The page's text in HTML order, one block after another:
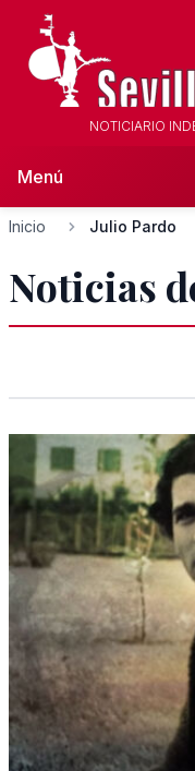
NOTICIARIO
Menú
Inicio Julio Pardo
Noticias